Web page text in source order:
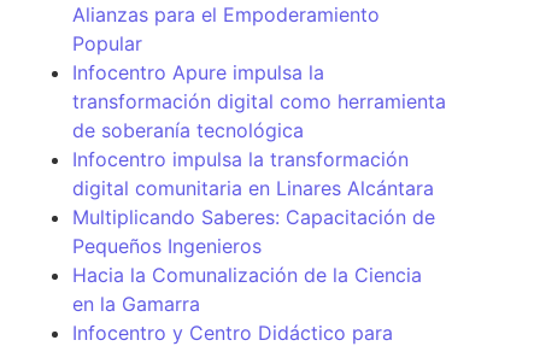
Alianzas para el Empoderamiento
Popular
Infocentro Apure impulsa la
transformación digital como herramienta
de soberanía tecnológica
Infocentro impulsa la transformación
digital comunitaria en Linares Alcántara
Multiplicando Saberes: Capacitación de
Pequeños Ingenieros
Hacia la Comunalización de la Ciencia
en la Gamarra
Infocentro y Centro Didáctico para